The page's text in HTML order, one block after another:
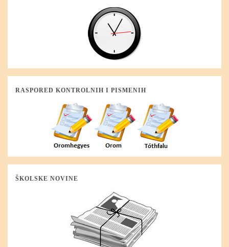
RASPORED KONTROLNIH I PISMENIH
ŠKOLSKE NOVINE